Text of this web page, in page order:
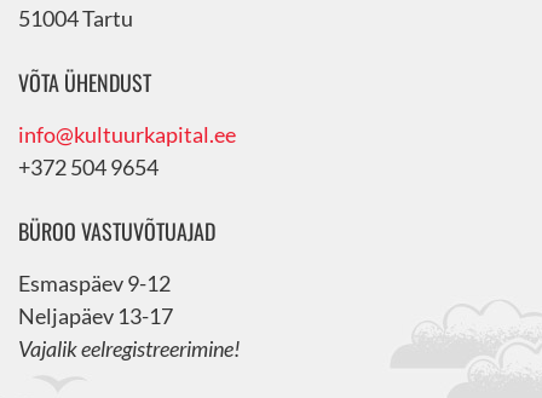
51004 Tartu
VÕTA ÜHENDUST
info@kultuurkapital.ee
+372 504 9654
BÜROO VASTUVÕTUAJAD
Esmaspäev 9-12
Neljapäev 13-17
Vajalik eelregistreerimine!